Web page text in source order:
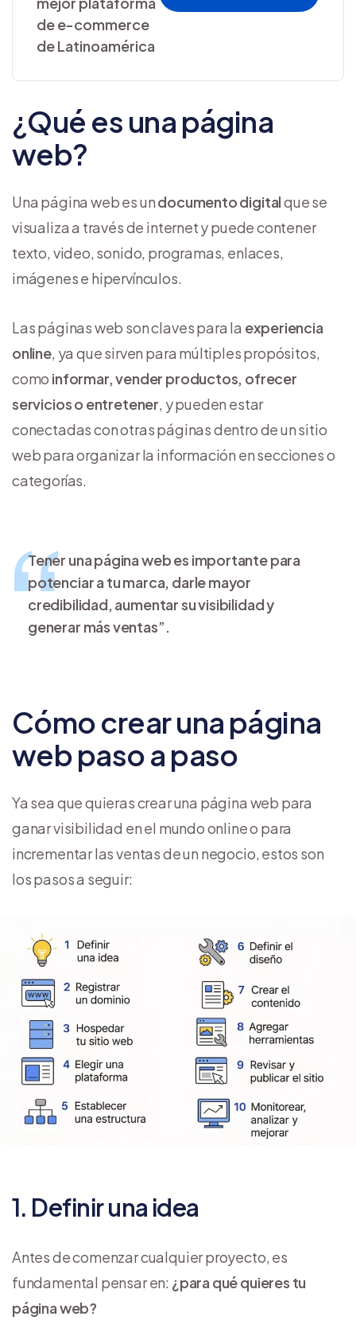
de e-commerce
de Latinoamérica
¿Qué es una página
web?
Una página web es undocumento digitalque se
visualiza a través de internet y puede contener
texto, video, sonido, programas, enlaces,
imágenes e hipervínculos.
Las páginas web son claves para la experiencia
online, ya que sirven para múltiples propósitos,
como informar, vender productos, ofrecer
servicios o entretener, y pueden estar
conectadas con otras páginas dentro de un sitio
web para organizar la información en secciones o
categorías.
Tener una página web es importante para
potenciar a tu marca, darle mayor
credibilidad, aumentar su visibilidad y
generar más ventas”.
Cómo crear una página
web paso a paso
Ya sea que quieras crear una página web para
ganar visibilidad en el mundo online o para
incrementar las ventas de un negocio, estos son
los pasos a seguir:
1. Definir una idea
Antes de comenzar cualquier proyecto, es
fundamental pensar en: ¿para qué quieres tu
página web?